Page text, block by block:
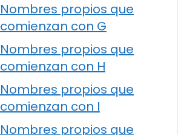
Nombres propios que
comienzan con G
Nombres propios que
comienzan con H
Nombres propios que
comienzan con I
Nombres propios que